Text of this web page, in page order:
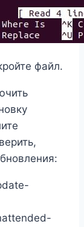
файл.